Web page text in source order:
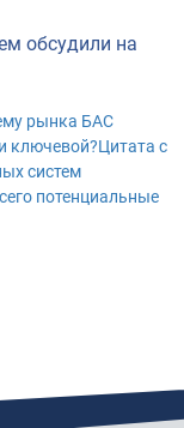
обсудили на
рынка БАС
ключевой?Цитата с
систем
потенциальные